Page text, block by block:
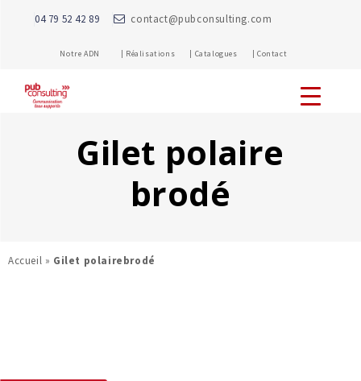
04 79 52 42 89 contact@pubconsulting.com
Notre ADN | Réalisations | Catalogues | Contact
Gilet polaire
brodé
Accueil » Gilet polairebrodé